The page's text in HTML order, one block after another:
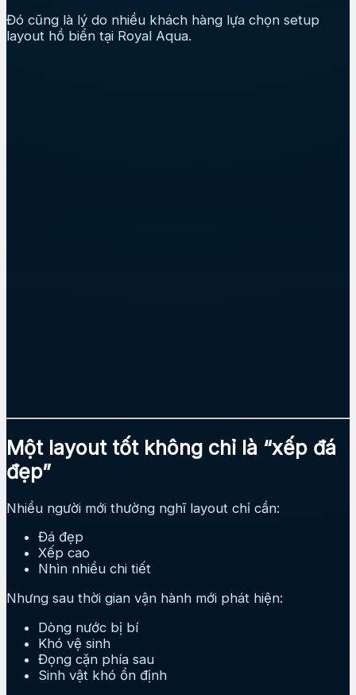
Đó cũng là lý do nhiều khách hàng lựa chọn setup
layout hồ biển tại Royal Aqua.
Một layout tốt không chỉ là “xếp đá
đẹp”
Nhiều người mới thường nghĩ layout chỉ cần:
Đá đẹp
Xếp cao
Nhìn nhiều chi tiết
Nhưng sau thời gian vận hành mới phát hiện:
Dòng nước bị bí
Khó vệ sinh
Đọng cặn phía sau
Sinh vật khó ổn định